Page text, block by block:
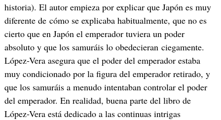
historia). El autor empieza por explicar que Japón es muy
diferente de cómo se explicaba habitualmente, que no es
cierto que en Japón el emperador tuviera un poder
absoluto y que los samuráis lo obedecieran ciegamente.
López-Vera asegura que el poder del emperador estaba
muy condicionado por la figura del emperador retirado, y
que los samuráis a menudo intentaban controlar el poder
del emperador. En realidad, buena parte del libro de
López-Vera está dedicado a las continuas intrigas